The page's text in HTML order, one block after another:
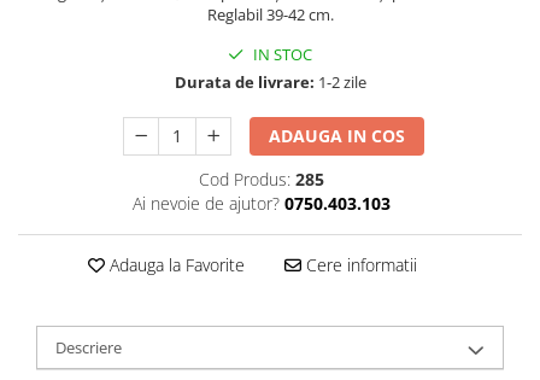
Coliere Transparente Diverse
LĂNȚIȘOARE ARGINT
Lănțișoare cu Inimioare
Lănțișoare cu Cruce
Lănțișoare cu Soare
Lănțișoare cu Semilună
Lănțișoare cu Zodii
Lănțișoare cu Molecule
Lănțișoare cu Pietre Naturale
Reglabil 39-42 cm.
IN STOC
Durata de livrare: 1-2 zile
ADAUGA IN COS
Cod Produs: 285
Ai nevoie de ajutor? 0750.403.103
Adauga la Favorite Cere informatii
Descriere